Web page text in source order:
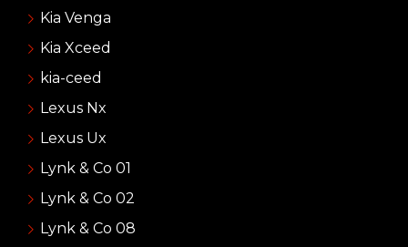
Kia Venga
Kia Xceed
kia-ceed
Lexus Nx
Lexus Ux
Lynk & Co 01
Lynk & Co 02
Lynk & Co 08